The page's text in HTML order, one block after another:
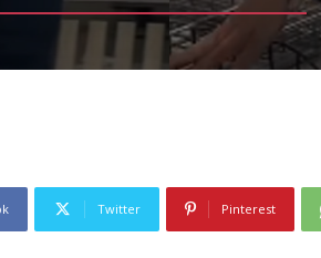
Twitter Pinterest